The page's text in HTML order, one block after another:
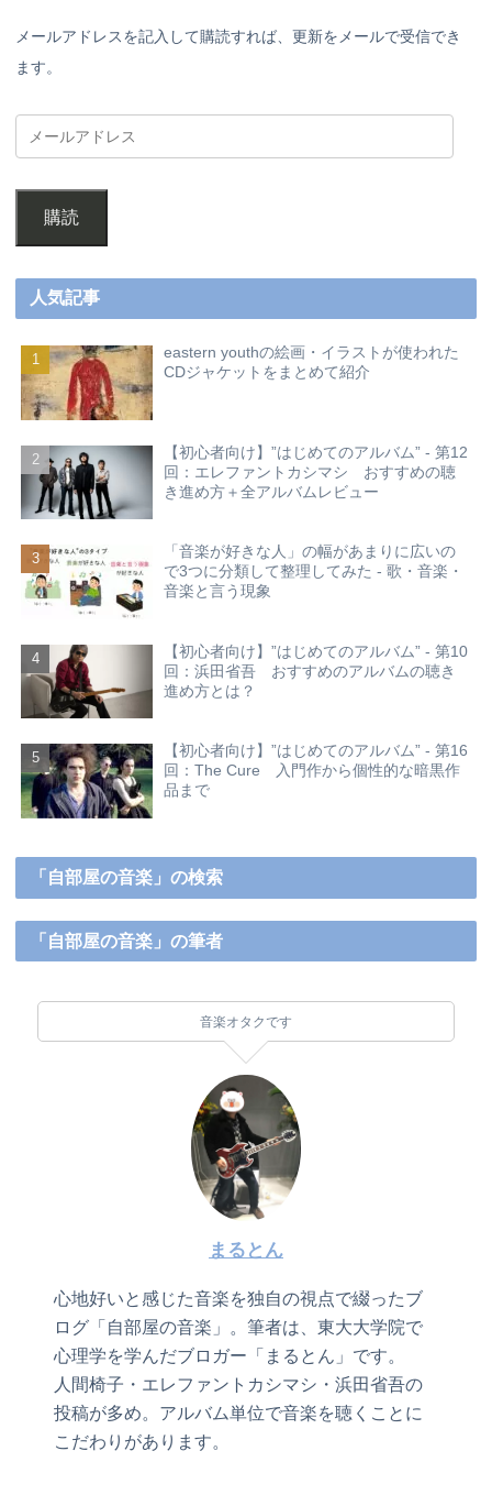
メールアドレスを記入して購読すれば、更新をメールで受信でき
ます。
購読
人気記事
eastern youthの絵画・イラストが使われた
CDジャケットをまとめて紹介
【初心者向け】”はじめてのアルバム” - 第12
回：エレファントカシマシ おすすめの聴
き進め方＋全アルバムレビュー
「音楽が好きな人」の幅があまりに広いの
で3つに分類して整理してみた - 歌・音楽・
音楽と言う現象
【初心者向け】”はじめてのアルバム” - 第10
回：浜田省吾 おすすめのアルバムの聴き
進め方とは？
【初心者向け】”はじめてのアルバム” - 第16
回：The Cure 入門作から個性的な暗黒作
品まで
「自部屋の音楽」の検索
「自部屋の音楽」の筆者
音楽オタクです
まるとん
心地好いと感じた音楽を独自の視点で綴ったブ
ログ「自部屋の音楽」。筆者は、東大大学院で
心理学を学んだブロガー「まるとん」です。
人間椅子・エレファントカシマシ・浜田省吾の
投稿が多め。アルバム単位で音楽を聴くことに
こだわりがあります。